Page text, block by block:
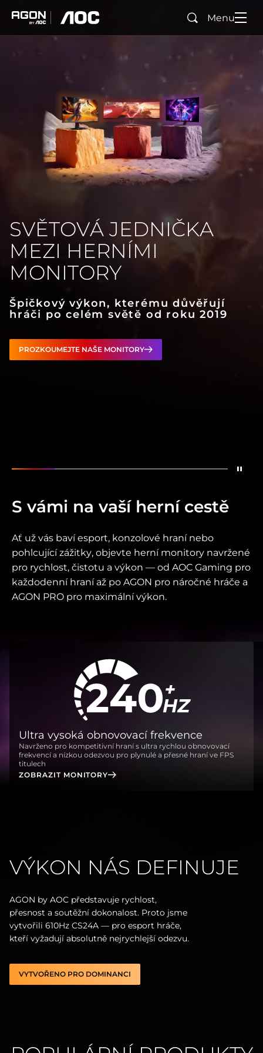
agon aoc
HledadMenu
SVĚTOVÁ JEDNIČKA
MEZI HERNÍMI
MONITORY
Špičkový výkon, kterému důvěřují
hráči po celém světě od roku 2019
PROZKOUMEJTE NAŠE MONITORY
S vámi na vaší herní cestě
Ať už vás baví esport, konzolové hraní nebo
pohlcující zážitky, objevte herní monitory navržené
pro rychlost, čistotu a výkon — od AOC Gaming pro
každodenní hraní až po AGON pro náročné hráče a
AGON PRO pro maximální výkon.
Ultra vysoká obnovovací frekvence
Navrženo pro kompetitivní hraní s ultra rychlou obnovovací
frekvencí a nízkou odezvou pro plynulé a přesné hraní ve FPS
titulech
ZOBRAZIT MONITORY
VÝKON NÁS DEFINUJE
AGON by AOC představuje rychlost,
přesnost a soutěžní dokonalost. Proto jsme
vytvořili 610Hz CS24A — pro esport hráče,
kteří vyžadují absolutně nejrychlejší odezvu.
VYTVOŘENO PRO DOMINANCI